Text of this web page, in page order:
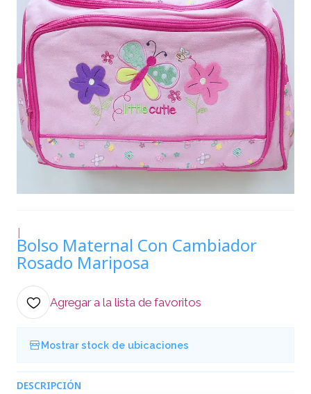
|
Bolso Maternal Con Cambiador
Rosado Mariposa
Agregar a la lista de favoritos
Mostrar stock de ubicaciones
DESCRIPCIÓN